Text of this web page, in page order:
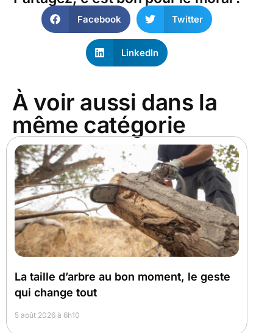
Facebook Twitter
LinkedIn
À voir aussi dans la
même catégorie
La taille d’arbre au bon moment, le geste
qui change tout
5 août 2026 à 6h10